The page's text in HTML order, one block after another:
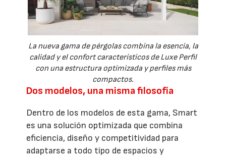
La nueva gama de pérgolas combina la esencia, la
calidad y el confort característicos de Luxe Perfil
con una estructura optimizada y perfiles más
compactos.
Dos modelos, una misma filosofía
Dentro de los modelos de esta gama, Smart
es una solución optimizada que combina
eficiencia, diseño y competitividad para
adaptarse a todo tipo de espacios y